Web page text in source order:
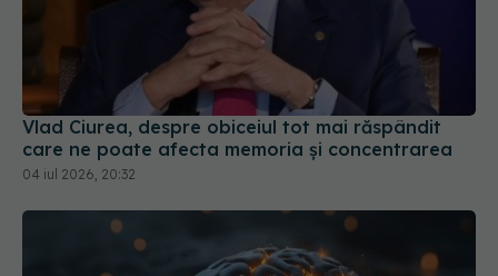
Vlad Ciurea, despre obiceiul tot mai răspândit
care ne poate afecta memoria și concentrarea
04 iul 2026, 20:32